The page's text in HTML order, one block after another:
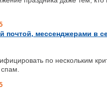
почтой, мессенджерами в
по нескольким